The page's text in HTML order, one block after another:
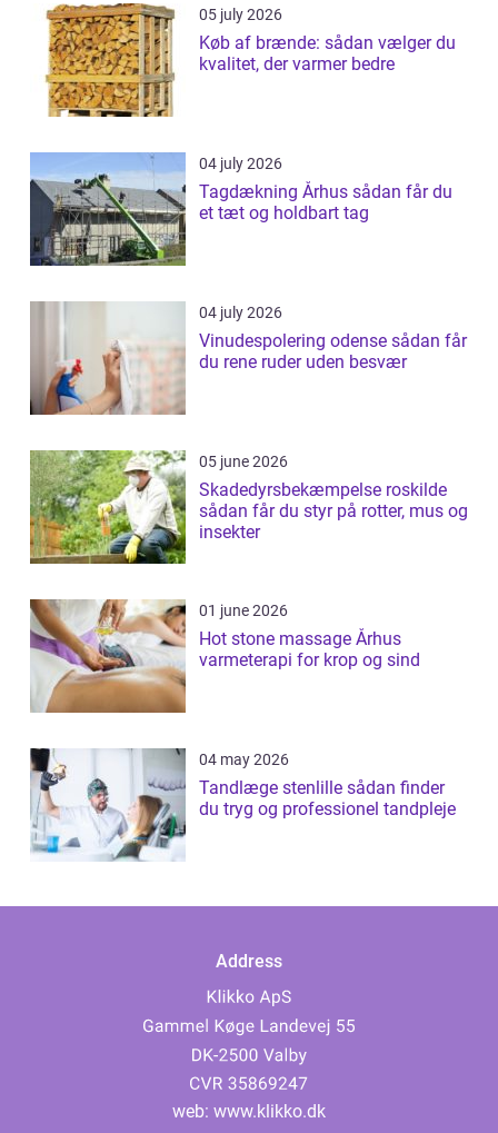
05 july 2026
Køb af brænde: sådan vælger du
kvalitet, der varmer bedre
04 july 2026
Tagdækning Århus sådan får du
et tæt og holdbart tag
04 july 2026
Vinudespolering odense sådan får
du rene ruder uden besvær
05 june 2026
Skadedyrsbekæmpelse roskilde
sådan får du styr på rotter, mus og
insekter
01 june 2026
Hot stone massage Århus
varmeterapi for krop og sind
04 may 2026
Tandlæge stenlille sådan finder
du tryg og professionel tandpleje
Address
web: www.klikko.dk